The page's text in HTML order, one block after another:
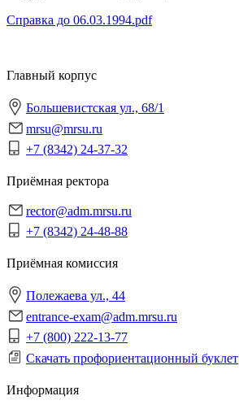
Справка до 06.03.1994.pdf
Главный корпус
Большевистская ул., 68/1
mrsu@mrsu.ru
+7 (8342) 24-37-32
Приёмная ректора
rector@adm.mrsu.ru
+7 (8342) 24-48-88
Приёмная комиссия
Полежаева ул., 44
entrance-exam@adm.mrsu.ru
+7 (800) 222-13-77
Скачать профориентационный буклет
Информация